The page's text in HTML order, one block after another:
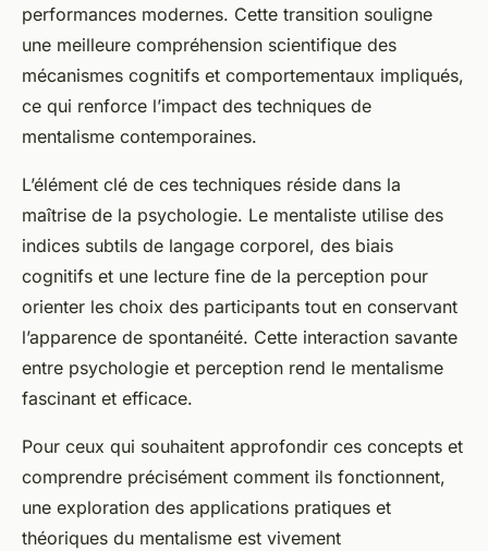
performances modernes. Cette transition souligne
une meilleure compréhension scientifique des
mécanismes cognitifs et comportementaux impliqués,
ce qui renforce l’impact des techniques de
mentalisme contemporaines.
L’élément clé de ces techniques réside dans la
maîtrise de la psychologie. Le mentaliste utilise des
indices subtils de langage corporel, des biais
cognitifs et une lecture fine de la perception pour
orienter les choix des participants tout en conservant
l’apparence de spontanéité. Cette interaction savante
entre psychologie et perception rend le mentalisme
fascinant et efficace.
Pour ceux qui souhaitent approfondir ces concepts et
comprendre précisément comment ils fonctionnent,
une exploration des applications pratiques et
théoriques du mentalisme est vivement